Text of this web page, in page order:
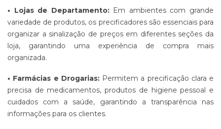
• Lojas de Departamento:Em ambientes com grande
variedade de produtos, os precificadores são essenciais para
organizar a sinalização de preços em diferentes seções da
loja, garantindo uma experiência de compra mais
organizada.
• Farmácias e Drogarias:Permitem a precificação clara e
precisa de medicamentos, produtos de higiene pessoal e
cuidados com a saúde, garantindo a transparência nas
informações para os clientes.